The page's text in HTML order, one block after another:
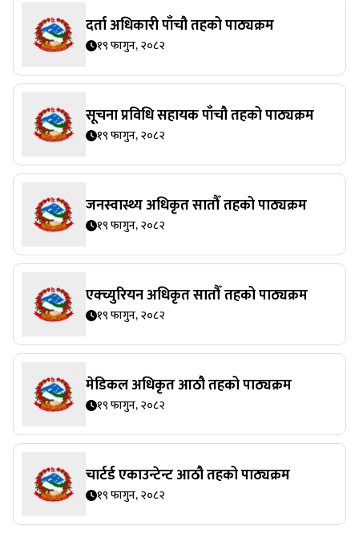
दर्ता अधिकारी पाँचौ तहको पाठ्यक्रम
१९ फागुन, २०८२
सूचना प्रविधि सहायक पाँचौ तहको पाठ्यक्रम
१९ फागुन, २०८२
जनस्वास्थ्य अधिकृत सातौँ तहको पाठ्यक्रम
१९ फागुन, २०८२
एक्च्युरियन अधिकृत सातौँ तहको पाठ्यक्रम
१९ फागुन, २०८२
मेडिकल अधिकृत आठौ तहको पाठ्यक्रम
१९ फागुन, २०८२
चार्टर्ड एकाउन्टेन्ट आठौ तहको पाठ्यक्रम
१९ फागुन, २०८२